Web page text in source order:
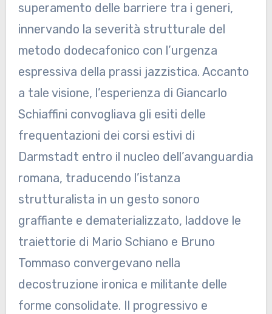
superamento delle barriere tra i generi,
innervando la severità strutturale del
metodo dodecafonico con l’urgenza
espressiva della prassi jazzistica. Accanto
a tale visione, l’esperienza di Giancarlo
Schiaffini convogliava gli esiti delle
frequentazioni dei corsi estivi di
Darmstadt entro il nucleo dell’avanguardia
romana, traducendo l’istanza
strutturalista in un gesto sonoro
graffiante e dematerializzato, laddove le
traiettorie di Mario Schiano e Bruno
Tommaso convergevano nella
decostruzione ironica e militante delle
forme consolidate. Il progressivo e